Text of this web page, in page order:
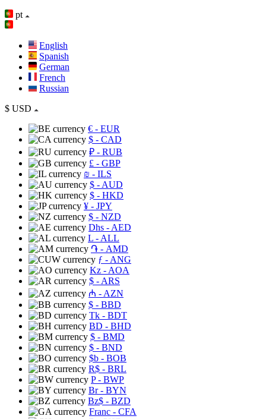
pt
English
Spanish
German
French
Russian
$ USD
€ - EUR
$ - CAD
₽ - RUB
£ - GBP
₪ - ILS
$ - AUD
$ - HKD
¥ - JPY
$ - NZD
Dhs - AED
L - ALL
֏ - AMD
ƒ - ANG
Kz - AOA
$ - ARS
₼ - AZN
$ - BBD
Tk - BDT
BD - BHD
$ - BMD
$ - BND
$b - BOB
R$ - BRL
P- BWP
Br- BYN
Bz$ - BZD
Franc - CFA